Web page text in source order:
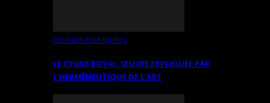
OEUVRES EXPLIQUÉES
LE CYGNE ROYAL. ŒUVRE EXPLIQUÉE PAR
L’HERMÉNEUTIQUE DE L’ART